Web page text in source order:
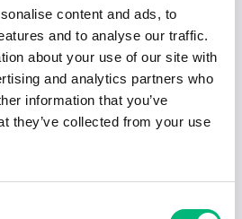
content and ads, to
and to analyse our traffic.
about your use of our site with
and analytics partners who
information that you’ve
they’ve collected from your use